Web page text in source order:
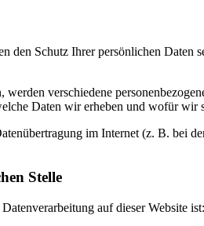
den Schutz Ihrer persönlichen Daten
werden verschiedene
Daten wir erheben und wofür
im Internet (z. B. bei
Stelle
auf dieser Website ist: